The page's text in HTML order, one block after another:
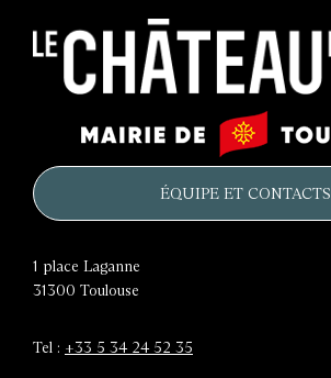
i
n
a
t
i
château
d'eau
Mairie
de
ÉQUIPE ET CONTACTS
1 place Laganne
31300 Toulouse
Tel : +33 5 34 24 52 35